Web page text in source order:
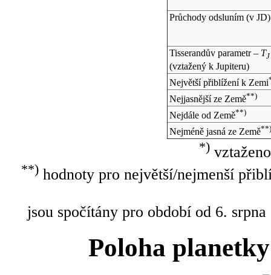
Průchody odsluním (v JD)
Tisserandův parametr – TJ
(vztažený k Jupiteru)
Největší přiblížení k Zemi
Nejjasnější ze Země**)
Nejdále od Země**)
Nejméně jasná ze Země**)
*)
**)hodnoty pro největší/nejmenší
jsou spočítány pro období od 6.
Poloha